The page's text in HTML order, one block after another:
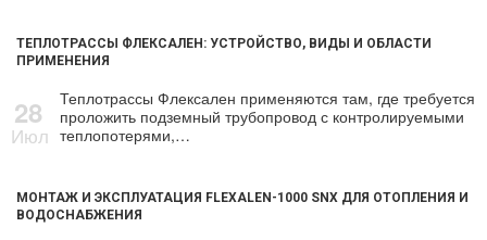
ТЕПЛОТРАССЫ ФЛЕКСАЛЕН: УСТРОЙСТВО, ВИДЫ И ОБЛАСТИ
ПРИМЕНЕНИЯ
28
Июл
Теплотрассы Флексален применяются там, где требуется
проложить подземный трубопровод с контролируемыми
теплопотерями,…
МОНТАЖ И ЭКСПЛУАТАЦИЯ FLEXALEN-1000 SNX ДЛЯ ОТОПЛЕНИЯ И
ВОДОСНАБЖЕНИЯ